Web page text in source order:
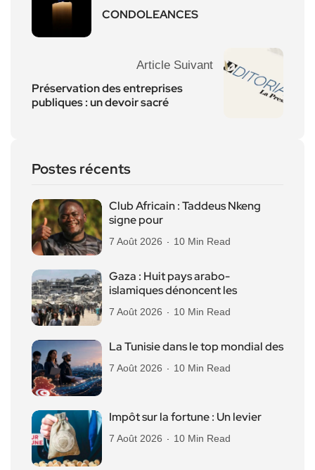
CONDOLEANCES
Article Suivant
Préservation des entreprises
publiques : un devoir sacré
Postes récents
Club Africain : Taddeus Nkeng
signe pour
7 Août 2026 10 Min Read
Gaza : Huit pays arabo-
islamiques dénoncent les
7 Août 2026 10 Min Read
La Tunisie dans le top mondial des
7 Août 2026 10 Min Read
Impôt sur la fortune : Un levier
7 Août 2026 10 Min Read